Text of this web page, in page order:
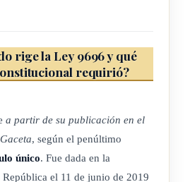
rige la Ley 9696 y qué
requirió?
a partir de su publicación en el
, según el penúltimo
único. Fue dada en la
República el 11 de junio de 2019